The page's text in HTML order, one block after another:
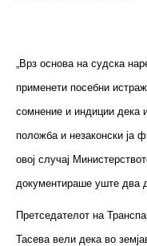
„Врз основа на судска
применети посебни
сомнение и индиции дека
положба и незаконски ја
овој случај
документираше уште два
Претседателот на
Тасева вели дека во